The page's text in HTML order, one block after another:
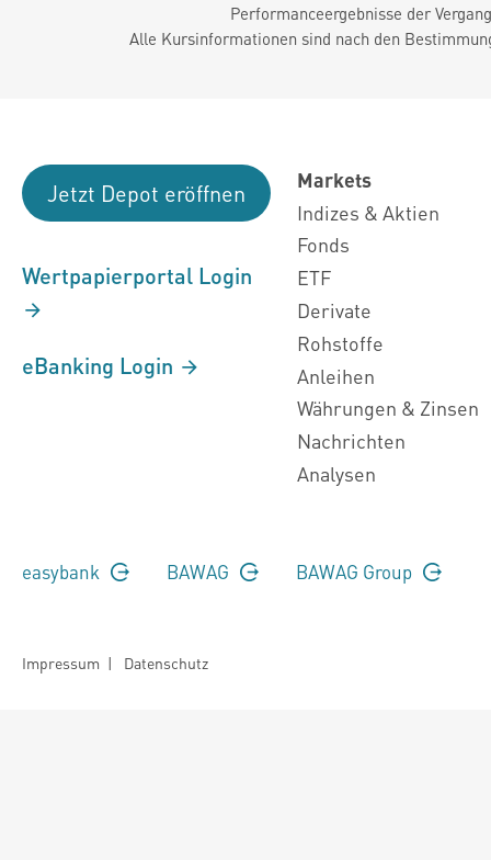
Performanceergebnisse der
Alle Kursinformationen sind nach den
Jetzt Depot eröffnen
Wertpapierportal Login
eBanking Login
Markets
Indizes & Aktien
Fonds
ETF
Derivate
Rohstoffe
Anleihen
Währungen & Zinsen
Nachrichten
Analysen
easybank BAWAG BAWAG Group
Impressum | Datenschutz